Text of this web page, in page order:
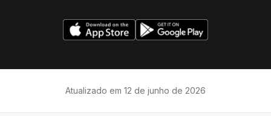
Atualizado em 12 de junho de 2026